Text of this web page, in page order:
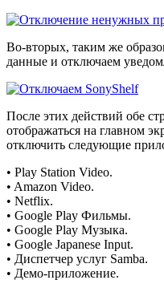
Во-вторых, таким же
данные и отключаем
После этих действий обе
отображаться на главном
отключить следующие
• Play Station Video.
• Amazon Video.
• Netflix.
• Google Play Фильмы.
• Google Play Музыка.
• Google Japanese Input.
• Диспетчер услуг Samba.
• Демо-приложение.